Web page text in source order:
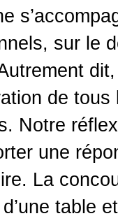
sur le
de
Notre
une
La
table